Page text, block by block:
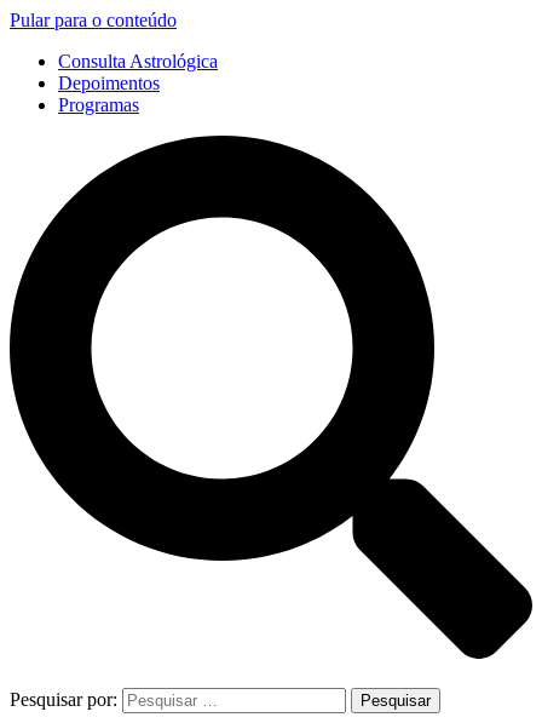
Pular para o conteúdo
Consulta Astrológica
Depoimentos
Programas
Pesquisar por: